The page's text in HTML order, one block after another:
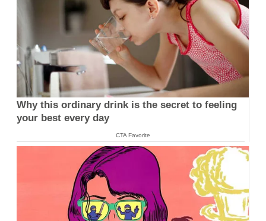
Why this ordinary drink is the secret to feeling
your best every day
CTA Favorite